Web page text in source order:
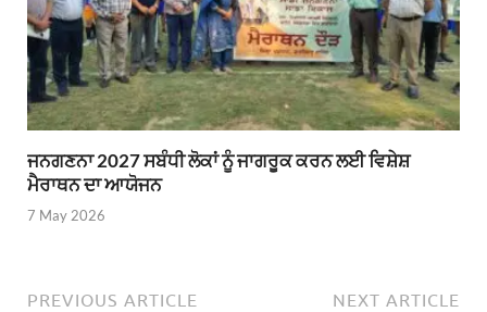
ਜਨਗਣਨਾ 2027 ਸਬੰਧੀ ਲੋਕਾਂ ਨੂੰ ਜਾਗਰੂਕ ਕਰਨ ਲਈ ਵਿਸ਼ੇਸ਼
ਮੈਰਾਥਨ ਦਾ ਆਯੋਜਨ
7 May 2026
PREVIOUS ARTICLE NEXT ARTICLE